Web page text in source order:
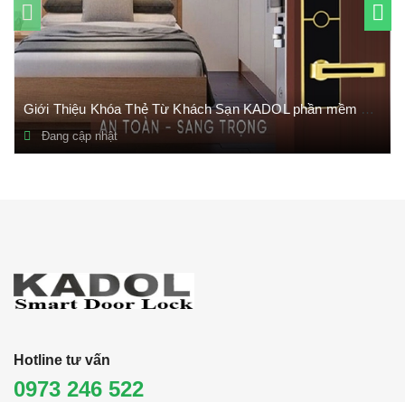
Giới Thiệu Khóa Thẻ Từ Khách Sạn KADOL phần mềm Tiếng Việt
Đang cập nhật
Hotline tư vấn
0973 246 522